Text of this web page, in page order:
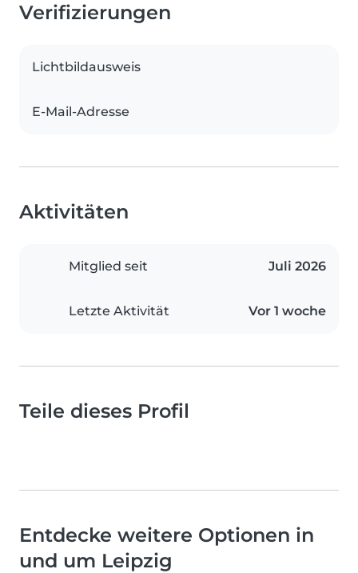
Verifizierungen
Lichtbildausweis
E-Mail-Adresse
Aktivitäten
Mitglied seit Juli 2026
Letzte Aktivität Vor 1 woche
Teile dieses Profil
Entdecke weitere Optionen in
und um Leipzig